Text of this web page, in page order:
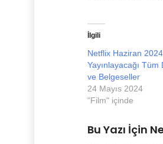
İlgili
Netflix Haziran
Yayınlayacağı
ve Belgeseller
24 Mayıs 2024
"Film" içinde
Bu Yazı İçin